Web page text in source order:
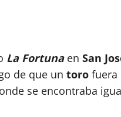
La Fortunaen San
de que un toro fuera
se encontraba